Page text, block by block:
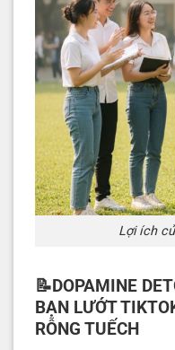
Lợi ích
📝DOPAMINE
BẠN LƯỚT
RỖNG TUẾCH